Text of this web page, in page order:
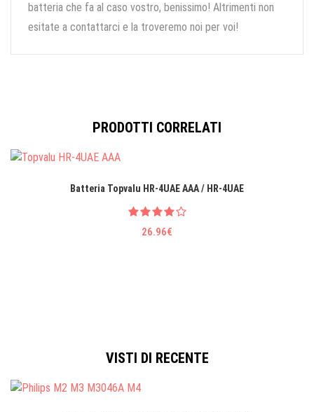
batteria che fa al caso vostro, benissimo! Altrimenti non
esitate a contattarci e la troveremo noi per voi!
PRODOTTI CORRELATI
Batteria Topvalu HR-4UAE AAA / HR-4UAE
26.96€
VISTI DI RECENTE